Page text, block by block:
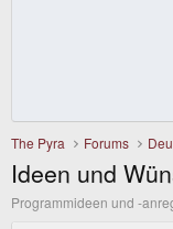
The Pyra Forums
Ideen und
Programmideen und -